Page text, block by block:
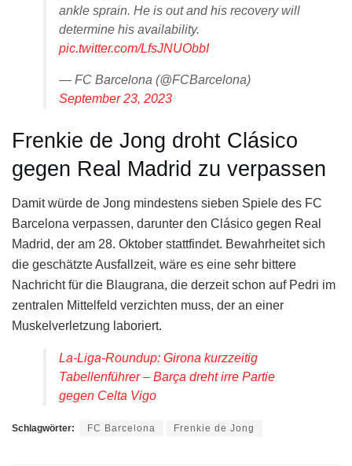
ankle sprain. He is out and his recovery will
determine his availability.
pic.twitter.com/LfsJNUObbI
— FC Barcelona (@FCBarcelona)
September 23, 2023
Frenkie de Jong droht Clásico
gegen Real Madrid zu verpassen
Damit würde de Jong mindestens sieben Spiele des FC
Barcelona verpassen, darunter den Clásico gegen Real
Madrid, der am 28. Oktober stattfindet. Bewahrheitet sich
die geschätzte Ausfallzeit, wäre es eine sehr bittere
Nachricht für die Blaugrana, die derzeit schon auf Pedri im
zentralen Mittelfeld verzichten muss, der an einer
Muskelverletzung laboriert.
La-Liga-Roundup: Girona kurzzeitig
Tabellenführer – Barça dreht irre Partie
gegen Celta Vigo
Schlagwörter: FC Barcelona Frenkie de Jong